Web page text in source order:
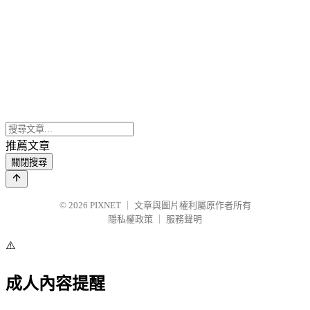
推薦文章
關閉搜尋
© 2026 PIXNET
文章與圖片權利屬原作者所有
隱私權政策
服務聲明
⚠️
成人內容提醒